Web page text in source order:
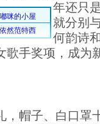
年还只
就分别
何韵诗
歌手奖项，成为
帽子、白口罩